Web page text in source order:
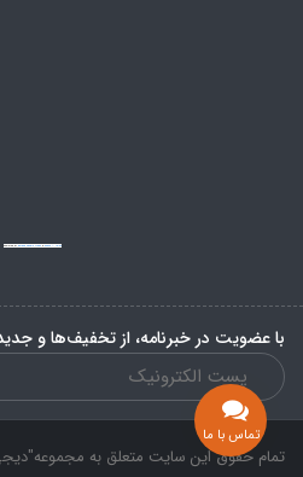
با عضویت در خبرنامه، از تخفیف‌ها و
تمام حقوق این سایت متعلق به
تماس با ما